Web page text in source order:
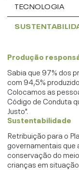
TECNOLOGIA
Produção
Sabia que 97% dos
com 94,5%
Colocamos as
Código de Conduta
Justo".
Sustentabilidade
Retribuição para o
governamentais
conservação do
crianças em